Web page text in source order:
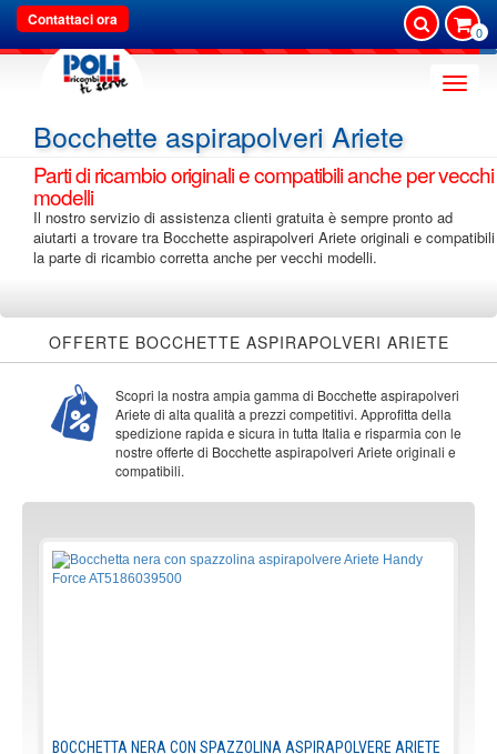
Contattaci ora
0
Toggle
Bocchette aspirapolveri Ariete
Parti di ricambio originali e compatibili anche per vecchi
modelli
Il nostro servizio di assistenza clienti gratuita è sempre pronto ad
aiutarti a trovare tra Bocchette aspirapolveri Ariete originali e compatibili
la parte di ricambio corretta anche per vecchi modelli.
OFFERTE BOCCHETTE ASPIRAPOLVERI ARIETE
Scopri la nostra ampia gamma di Bocchette aspirapolveri
Ariete di alta qualità a prezzi competitivi. Approfitta della
spedizione rapida e sicura in tutta Italia e risparmia con le
nostre offerte di Bocchette aspirapolveri Ariete originali e
compatibili.
BOCCHETTA NERA CON SPAZZOLINA ASPIRAPOLVERE ARIETE